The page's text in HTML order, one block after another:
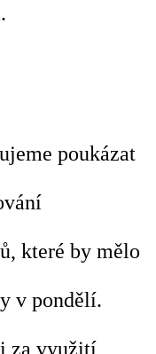
poukázat
které by mělo
v pondělí.
i za využití